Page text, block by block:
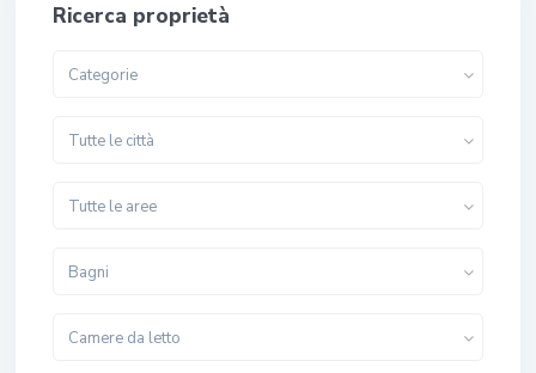
Ricerca proprietà
Categorie
Tutte le città
Tutte le aree
Bagni
Camere da letto